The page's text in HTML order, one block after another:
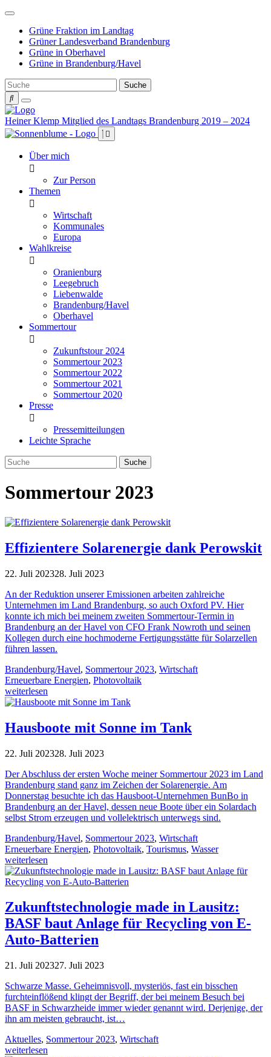
Weiter
Inhalt
Grüne Fraktion im Landtag
Grüner Landesverband Brandenburg
Grüne in Oberhavel
Grüne in Brandenburg/Havel
Heiner Klemp Mitglied des Landtags Brandenburg 2019 – 2024
Über mich
Zur Person
Themen
Wirtschaft
Kommunales
Europa
Wahlkreise
Oranienburg
Leegebruch
Liebenwalde
Brandenburg/Havel
Oberhavel
Sommertour
Zukunftstour 2024
Sommertour 2023
Sommertour 2022
Sommertour 2021
Sommertour 2020
Presse
Pressemitteilungen
Leichte Sprache
Sommertour 2023
Effizientere Solarenergie dank Perowskit
22. Juli 202328. Juli 2023
An der Reduktion unserer Emissionen arbeiten zahlreiche
Unternehmen im Land Brandenburg, so auch Oxford PV. Hier
konnte ich mich bei meinem zweiten Sommertour-Termin in
Brandenburg an der Havel von CFO Frank Nowroth und seinen
Kollegen durch eine hochmoderne Fertigungsstätte für Solarzellen
führen lassen.
Brandenburg/Havel, Sommertour 2023, Wirtschaft
Erneuerbare Energien, Photovoltaik
weiterlesen
Hausboote mit Sonne im Tank
22. Juli 202328. Juli 2023
Der Abschluss der ersten Woche meiner Sommertour 2023 im Land
Brandenburg stand ganz im Zeichen der Solarenergie. Am
Donnerstag besuchte ich das Hausboot-Unternehmen BunBo in
Brandenburg an der Havel, dessen neue Boote über ein Solardach
selbst Strom erzeugen und vollelektrisch unterwegs sind.
Brandenburg/Havel, Sommertour 2023, Wirtschaft
Erneuerbare Energien, Photovoltaik, Tourismus, Wasser
weiterlesen
Zukunftstechnologie made in Lausitz:
BASF baut Anlage für Recycling von E-
Auto-Batterien
21. Juli 202327. Juli 2023
Schwarze Masse. Geheimnisvoll, mysteriös, fast ein bisschen
furchteinflößend klingt der Begriff, der bei meinem Besuch bei
BASF in Schwarzheide immer wieder genannt wird. Derjenige, der
ihn am meisten gebraucht, ist…
Aktuelles, Sommertour 2023, Wirtschaft
weiterlesen